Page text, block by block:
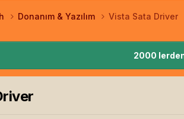
Donanım & Yazılım Vista Sata Driver
2000